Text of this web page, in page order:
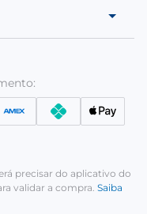
precisar do aplicativo do
validar a compra. Saiba